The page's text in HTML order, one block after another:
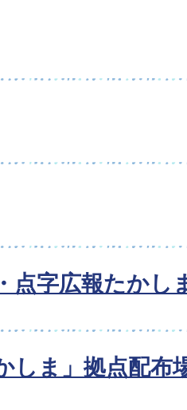
点字広報たかし
しま」拠点配布